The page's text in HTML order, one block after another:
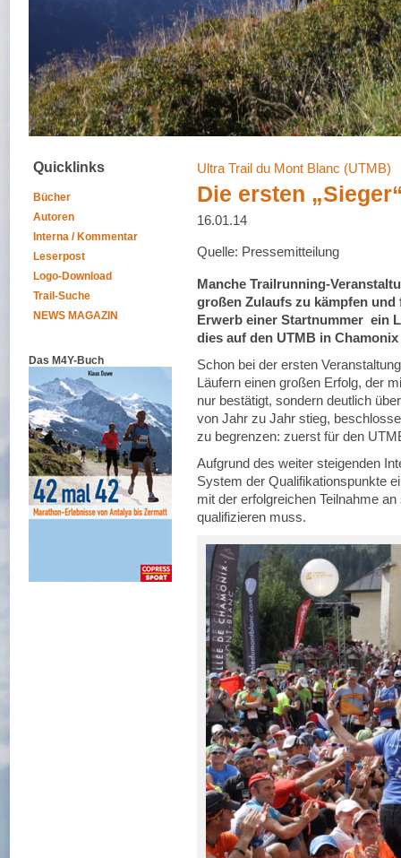
Quicklinks
Bücher
Autoren
Interna / Kommentar
Leserpost
Logo-Download
Trail-Suche
NEWS MAGAZIN
Das M4Y-Buch
Ultra Trail du Mont Blanc (UTMB)
Die ersten
16.01.14
Quelle: Pressemitteilung
Manche Trailrunning-
großen Zulaufs zu kämpfen
Erwerb einer Startnummer ein
dies auf den UTMB in Chamonix
Schon bei der ersten
Läufern einen großen Erfolg, der
nur bestätigt, sondern deutlich
von Jahr zu Jahr stieg,
zu begrenzen: zuerst für den
Aufgrund des weiter steigenden
System der Qualifikationspunkte
mit der erfolgreichen Teilnahme
qualifizieren muss.